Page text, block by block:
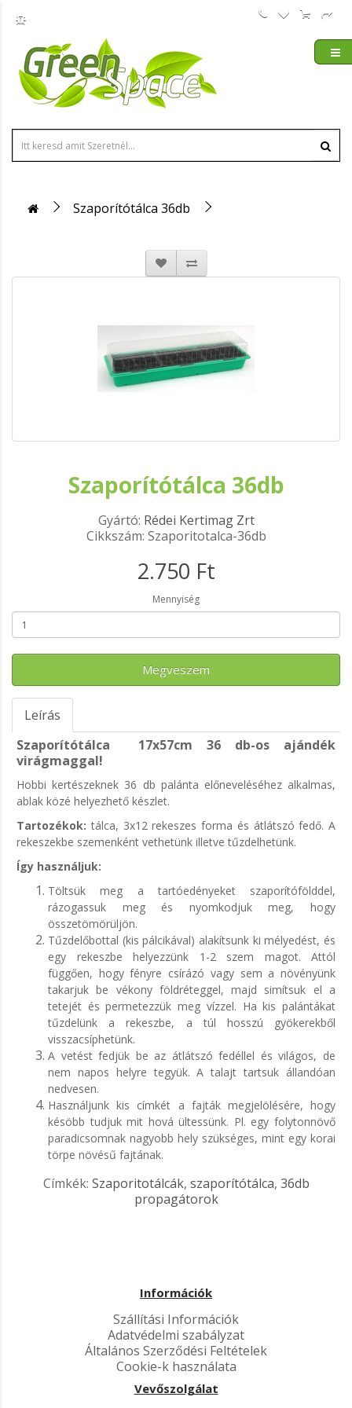
Szaporítótálca 36db
Szaporítótálca 36db
Gyártó: Rédei Kertimag Zrt
Cikkszám: Szaporitotalca-36db
2.750 Ft
Mennyiség
Megveszem
Leírás
Szaporítótálca 17x57cm 36 db-os ajándék
virágmaggal!
Hobbi kertészeknek 36 db palánta előneveléséhez alkalmas,
ablak közé helyezhető készlet.
Tartozékok:tálca, 3x12 rekeszes forma és átlátszó fedő. A
rekeszekbe szemenként vethetünk illetve tűzdelhetünk.
Így használjuk:
Töltsük meg a tartóedényeket szaporítófölddel,
rázogassuk meg és nyomkodjuk meg, hogy
összetömörüljön.
Tűzdelőbottal (kis pálcikával) alakítsunk ki mélyedést, és
egy rekeszbe helyezzünk 1-2 szem magot. Attól
függően, hogy fényre csírázó vagy sem a növényünk
takarjuk be vékony földréteggel, majd simítsuk el a
tetejét és permetezzük meg vízzel. Ha kis palántákat
tűzdelünk a rekeszbe, a túl hosszú gyökerekből
visszacsíphetünk.
A vetést fedjük be az átlátszó fedéllel és világos, de
nem napos helyre tegyük. A talajt tartsuk állandóan
nedvesen.
Használjunk kis címkét a fajták megjelölésére, hogy
késöbb tudjuk mit hová ültessünk. Pl. egy folytonnövő
paradicsomnak nagyobb hely szükséges, mint egy korai
törpe növésű fajtának.
Címkék: Szaporitotálcák, szaporítótálca, 36db
propagátorok
Információk
Szállítási Információk
Adatvédelmi szabályzat
Általános Szerződési Feltételek
Cookie-k használata
Vevőszolgálat